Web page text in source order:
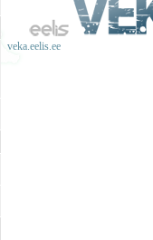
veka.eelis.ee